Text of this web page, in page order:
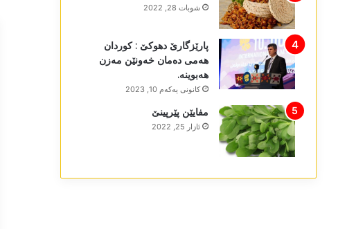
شوبات 28, 2022
پارێزگارێ دھوکێ : کوردان
ھەمی دەمان خەونێن مەزن
ھەبوینە.
كانونی یه‌كه‌م 10, 2023
مفایێن پێرپینێ
ئازار 25, 2022